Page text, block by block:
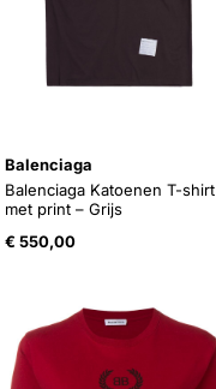
Balenciaga
Balenciaga Katoenen T-shirt
met print – Grijs
€ 550,00